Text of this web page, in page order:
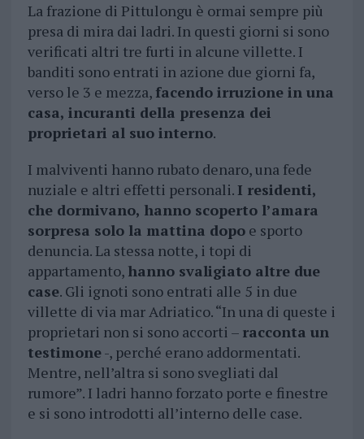
La frazione di Pittulongu è ormai sempre più
presa di mira dai ladri. In questi giorni si sono
verificati altri tre furti in alcune villette. I
banditi sono entrati in azione due giorni fa,
verso le 3 e mezza, facendo irruzione in una
casa, incuranti della presenza dei
proprietari al suo interno.
I malviventi hanno rubato denaro, una fede
nuziale e altri effetti personali. I residenti,
che dormivano, hanno scoperto l’amara
sorpresa solo la mattina dopoe sporto
denuncia. La stessa notte, i topi di
appartamento, hanno svaligiato altre due
case. Gli ignoti sono entrati alle 5 in due
villette di via mar Adriatico. “In una di queste i
proprietari non si sono accorti – racconta un
testimone-, perché erano addormentati.
Mentre, nell’altra si sono svegliati dal
rumore”. I ladri hanno forzato porte e finestre
e si sono introdotti all’interno delle case.